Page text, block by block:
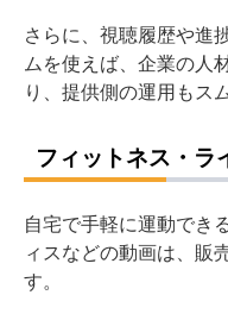
さらに、視聴履歴や進
ムを使えば、企業の人
り、提供側の運用もス
フィットネス・ラ
自宅で手軽に運動でき
ィスなどの動画は、販
す。